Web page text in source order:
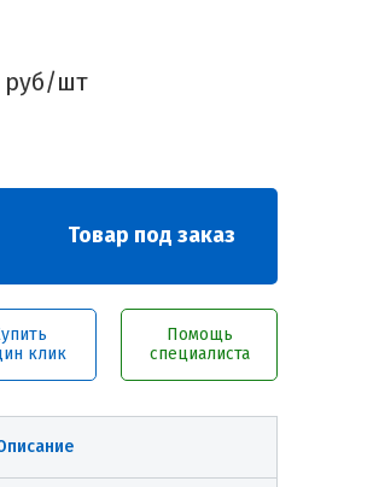
руб/шт
Товар под заказ
клик
Помощь
специалиста